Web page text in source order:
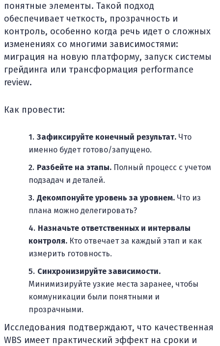
понятные элементы. Такой подход
обеспечивает четкость, прозрачность и
контроль, особенно когда речь идет о сложных
изменениях со многими зависимостями:
миграция на новую платформу, запуск системы
грейдинга или трансформация performance
review.
Как провести:
Зафиксируйте конечный результат. Что
именно будет готово/запущено.
Разбейте на этапы. Полный процесс с учетом
подзадач и деталей.
Декомпонуйте уровень за уровнем. Что из
плана можно делегировать?
Назначьте ответственных и интервалы
контроля. Кто отвечает за каждый этап и как
измерить готовность.
Синхронизируйте зависимости.
Минимизируйте узкие места заранее, чтобы
коммуникации были понятными и
прозрачными.
Исследования подтверждают, что качественная
WBS имеет практический эффект на сроки и